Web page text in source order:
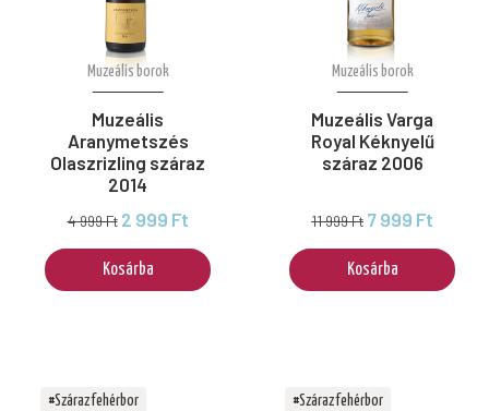
Muzeális borok
Muzeális
Aranymetszés
Olaszrizling száraz
2014
4 999 Ft 2 999 Ft
Kosárba
Muzeális borok
Muzeális Varga
Royal Kéknyelű
száraz 2006
11 999 Ft 7 999 Ft
Kosárba
#Száraz fehérbor #Száraz fehérbor